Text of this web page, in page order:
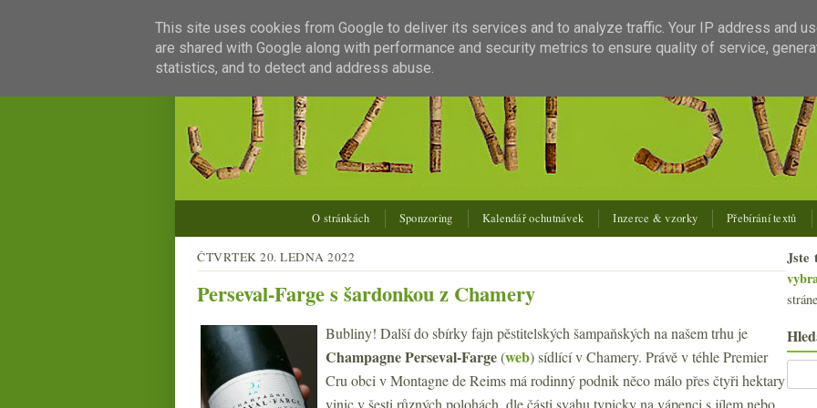
O stránkách Sponzoring Kalendář ochutnávek Inzerce & vzorky Přebírání textů
ČTVRTEK 20. LEDNA 2022
Perseval-Farge s šardonkou z Chamery
Bubliny! Další do sbírky fajn pěstitelských šampaňských na našem trhu je
ChampagnePerseval-Farge(web)sídlící v Chamery. Právě v téhle Premier
Cru obci v Montagne de Reims má rodinný podnik něco málo přes čtyři hektary
vinic v šesti různých polohách, dle části svahu typicky na vápenci s jílem nebo
Jste
This site uses cookies from Google to deliver its services and to analyze traffic. Your IP address and
are shared with Google along with performance and security metrics to ensure quality of service,
statistics, and to detect and address abuse.